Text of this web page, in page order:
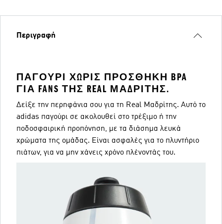
Περιγραφή
ΠΑΓΟΎΡΙ ΧΩΡΊΣ ΠΡΟΣΘΉΚΗ BPA
ΓΙΑ FANS ΤΗΣ REAL ΜΑΔΡΊΤΗΣ.
Δείξε την περηφάνια σου για τη Real Μαδρίτης. Αυτό το
adidas παγούρι σε ακολουθεί στο τρέξιμο ή την
ποδοσφαιρική προπόνηση, με τα διάσημα λευκά
χρώματα της ομάδας. Είναι ασφαλές για το πλυντήριο
πιάτων, για να μην χάνεις χρόνο πλένοντάς του.